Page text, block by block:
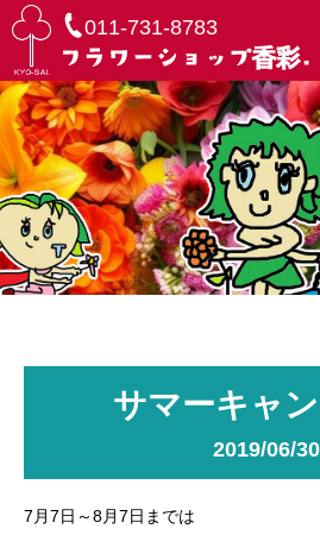
011-731-8783
サマーキャン
2019/06/30
7月7日～8月7日までは